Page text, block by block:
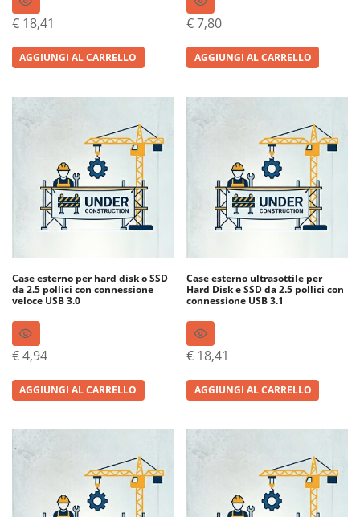
€ 18,41
AGGIUNGI AL CARRELLO
€7,80
AGGIUNGI AL CARRELLO
Case esterno per hard disk o SSD
da 2.5 pollici con connessione
veloce USB 3.0
€4,94
AGGIUNGI AL CARRELLO
Case esterno ultrasottile per
Hard Disk e SSD da 2.5 pollici con
connessione USB 3.1
€ 18,41
AGGIUNGI AL CARRELLO